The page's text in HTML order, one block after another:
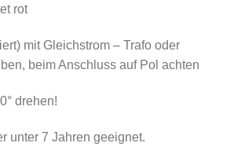
rot
mit Gleichstrom – Trafo oder
beim Anschluss auf Pol achten
drehen!
unter 7 Jahren geeignet.